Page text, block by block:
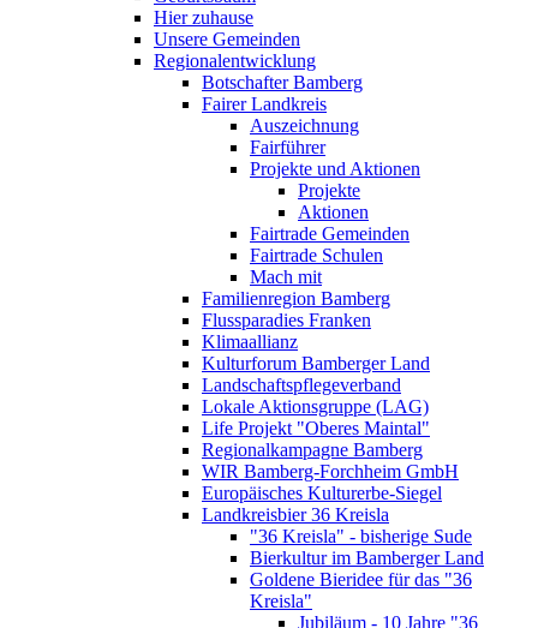
Hier zuhause
Unsere Gemeinden
Regionalentwicklung
Botschafter Bamberg
Fairer Landkreis
Auszeichnung
Fairführer
Projekte und Aktionen
Projekte
Aktionen
Fairtrade Gemeinden
Fairtrade Schulen
Mach mit
Familienregion Bamberg
Flussparadies Franken
Klimaallianz
Kulturforum Bamberger Land
Landschaftspflegeverband
Lokale Aktionsgruppe (LAG)
Life Projekt "Oberes Maintal"
Regionalkampagne Bamberg
WIR Bamberg-Forchheim GmbH
Europäisches Kulturerbe-Siegel
Landkreisbier 36 Kreisla
"36 Kreisla" - bisherige Sude
Bierkultur im Bamberger Land
Goldene Bieridee für das "36
Kreisla"
Jubiläum - 10 Jahre "36